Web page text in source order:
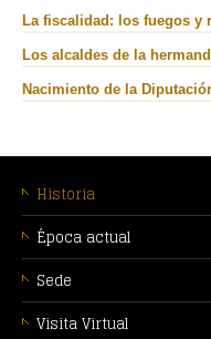
La fiscalidad: los fuegos y
Los alcaldes de la
Nacimiento de la
CONTEXTUAL
Historia
Época actual
Sede
Visita Virtual